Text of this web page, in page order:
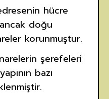
hücre
ancak doğu
korunmuştur.
şerefeleri
bazı